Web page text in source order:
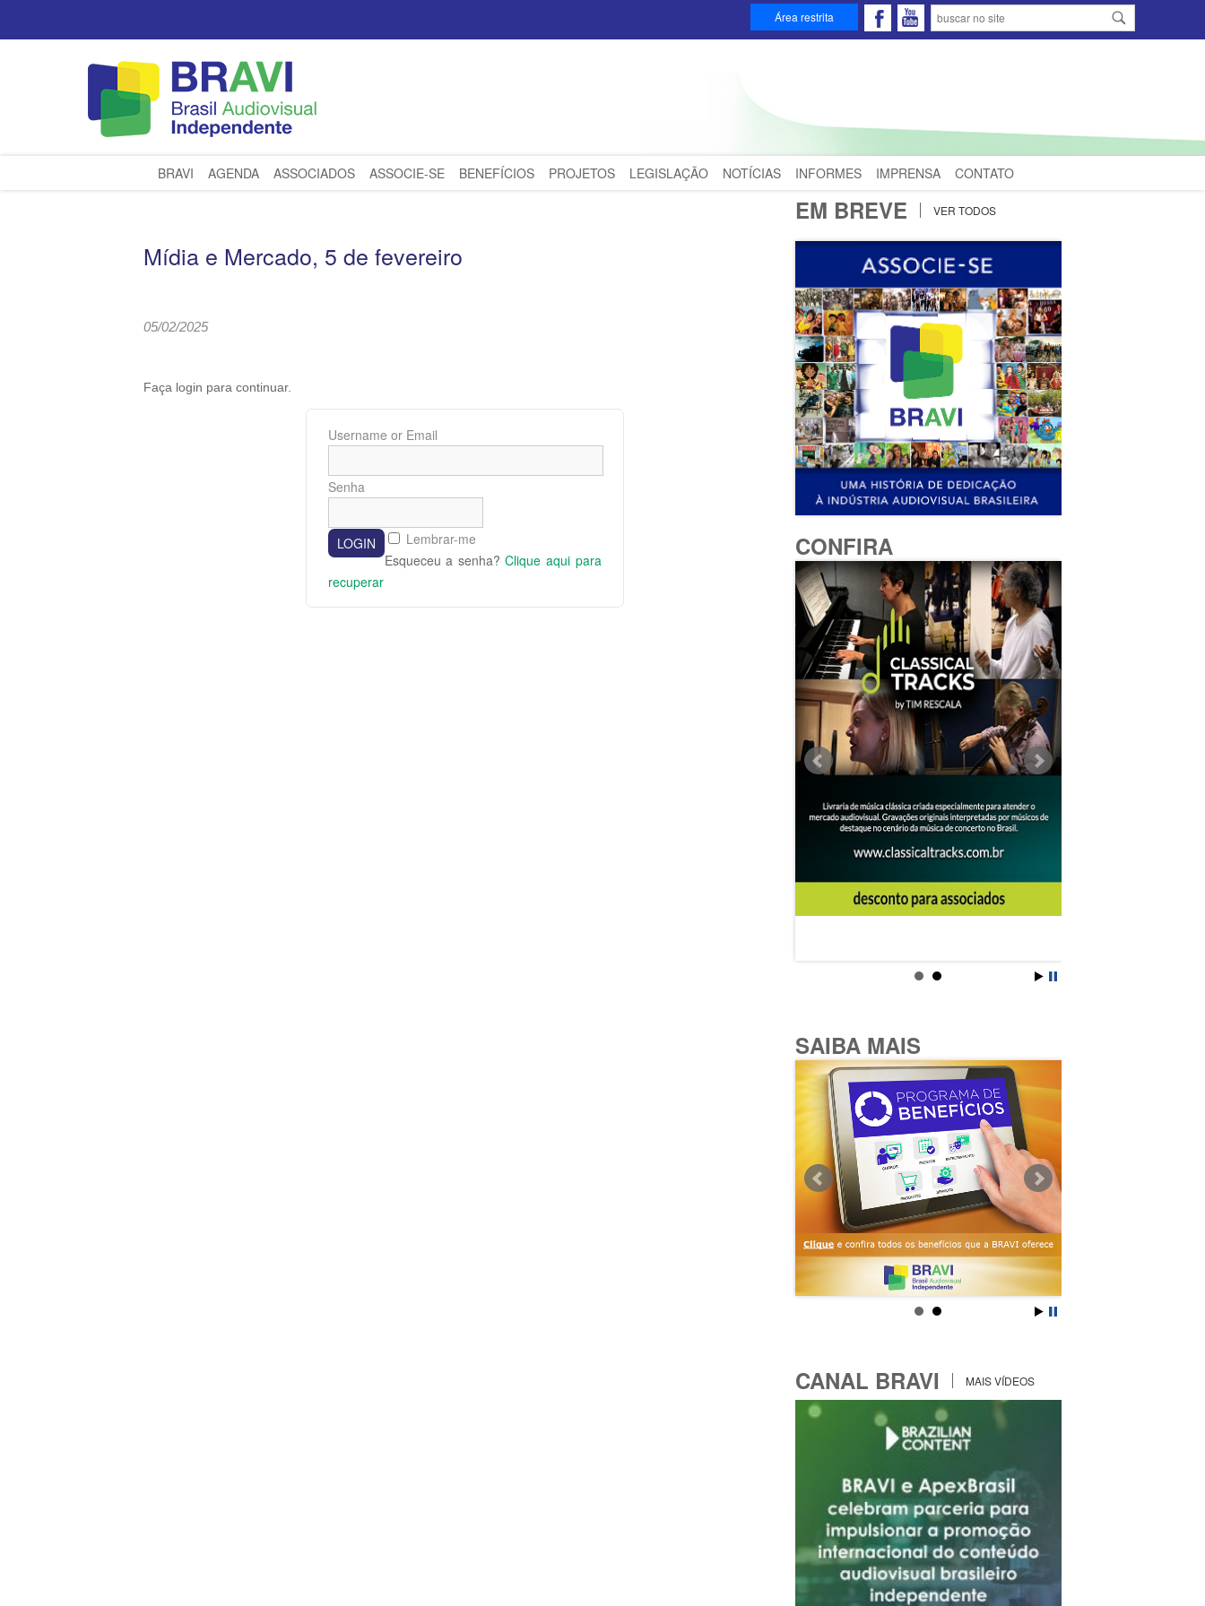
Área restrita
BRAVI AGENDA ASSOCIADOS ASSOCIE-SE BENEFÍCIOS PROJETOS LEGISLAÇÃO NOTÍCIAS INFORMES IMPRENSA CONTATO
Mídia e Mercado, 5 de fevereiro
05/02/2025
Faça login para continuar.
Username or Email
Senha
Lembrar-me
Esqueceu a senha? Clique aqui para
recuperar
EM BREVE VER TODOS
CONFIRA
SAIBA MAIS
CANAL BRAVI MAIS VÍDEOS